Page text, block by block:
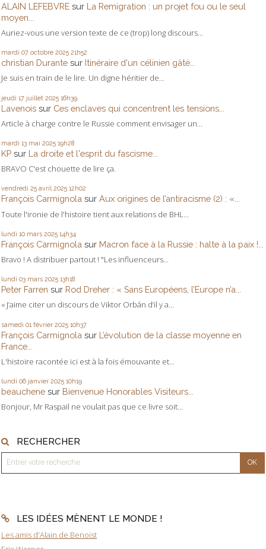
ALAIN LEFEBVRE sur La Remigration : un projet fou ou le seul
moyen...
Auriez-vous une version texte de ce (trop) long discours...
mardi 07 octobre 2025 21h52
christian Durante sur Itinéraire d'un célinien gâté...
Je suis en train de le lire. Un digne héritier de...
jeudi 17 juillet 2025 16h39
Lavenois sur Ces enclaves qui concentrent les tensions...
Article à charge contre le Russie comment envisager un...
mardi 13 mai 2025 19h28
KP sur La droite et l'esprit du fascisme...
BRAVO C'est chouette de lire ça.
vendredi 25 avril 2025 12h02
François Carmignola sur Aux origines de l’antiracisme (2) : «...
Toute l'ironie de l'histoire tient aux relations de BHL...
lundi 10 mars 2025 14h34
François Carmignola sur Macron face à la Russie : halte à la paix !...
Bravo ! A distribuer partout ! "Les influenceurs...
lundi 03 mars 2025 13h18
Peter Farren sur Rod Dreher : « Sans Européens, l’Europe n’a...
« J’aime citer un discours de Viktor Orbán d’il y a...
samedi 01 février 2025 10h37
François Carmignola sur L’évolution de la classe moyenne en
France...
L'histoire racontée ici est à la fois émouvante et...
lundi 06 janvier 2025 10h19
beauchene sur Bienvenue Honorables Visiteurs...
Bonjour, Mr Raspail ne voulait pas que ce livre soit...
RECHERCHER
LES IDÉES MÈNENT LE MONDE !
Les amis d'Alain de Benoist